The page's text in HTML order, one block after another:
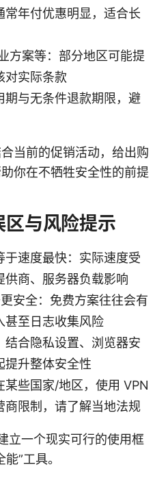
常年付优惠明显，适合长
方案等：部分地区可能提
对实际条款
期与无条件退款期限，避
当前的促销活动，给出购
你在不牺牲安全性的前提
与风险提示
于速度最快：实际速度受
供商、服务器负载影响
安全：免费方案往往会有
甚至日志收集风险
结合隐私设置、浏览器安
提升整体安全性
某些国家/地区，使用 VPN
商限制，请了解当地法规
立一个现实可行的使用框
”工具。